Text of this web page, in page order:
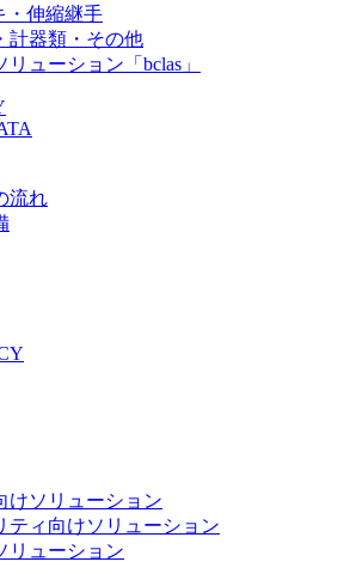
・伸縮継手
計器類・その他
ューション「bclas」
流れ
けソリューション
ティ向けソリューション
リューション